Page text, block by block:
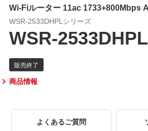
Wi-Fiルーター 11ac 1733+800Mbps
WSR-2533DHPLシリーズ
WSR-2533DHPL
商品情報
よくあるご質問